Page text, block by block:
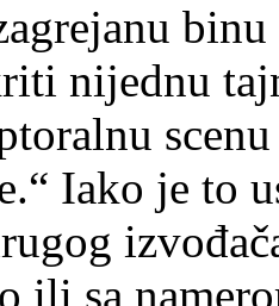
nijednu
Iako je to
ili sa